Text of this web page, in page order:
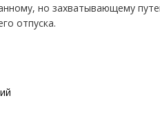
но захватывающему
отпуска.